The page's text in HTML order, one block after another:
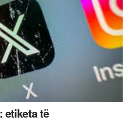
etiketa të